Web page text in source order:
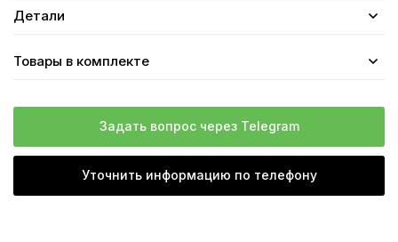
Детали
Товары в комплекте
Задать вопрос через Telegram
Уточнить информацию по телефону